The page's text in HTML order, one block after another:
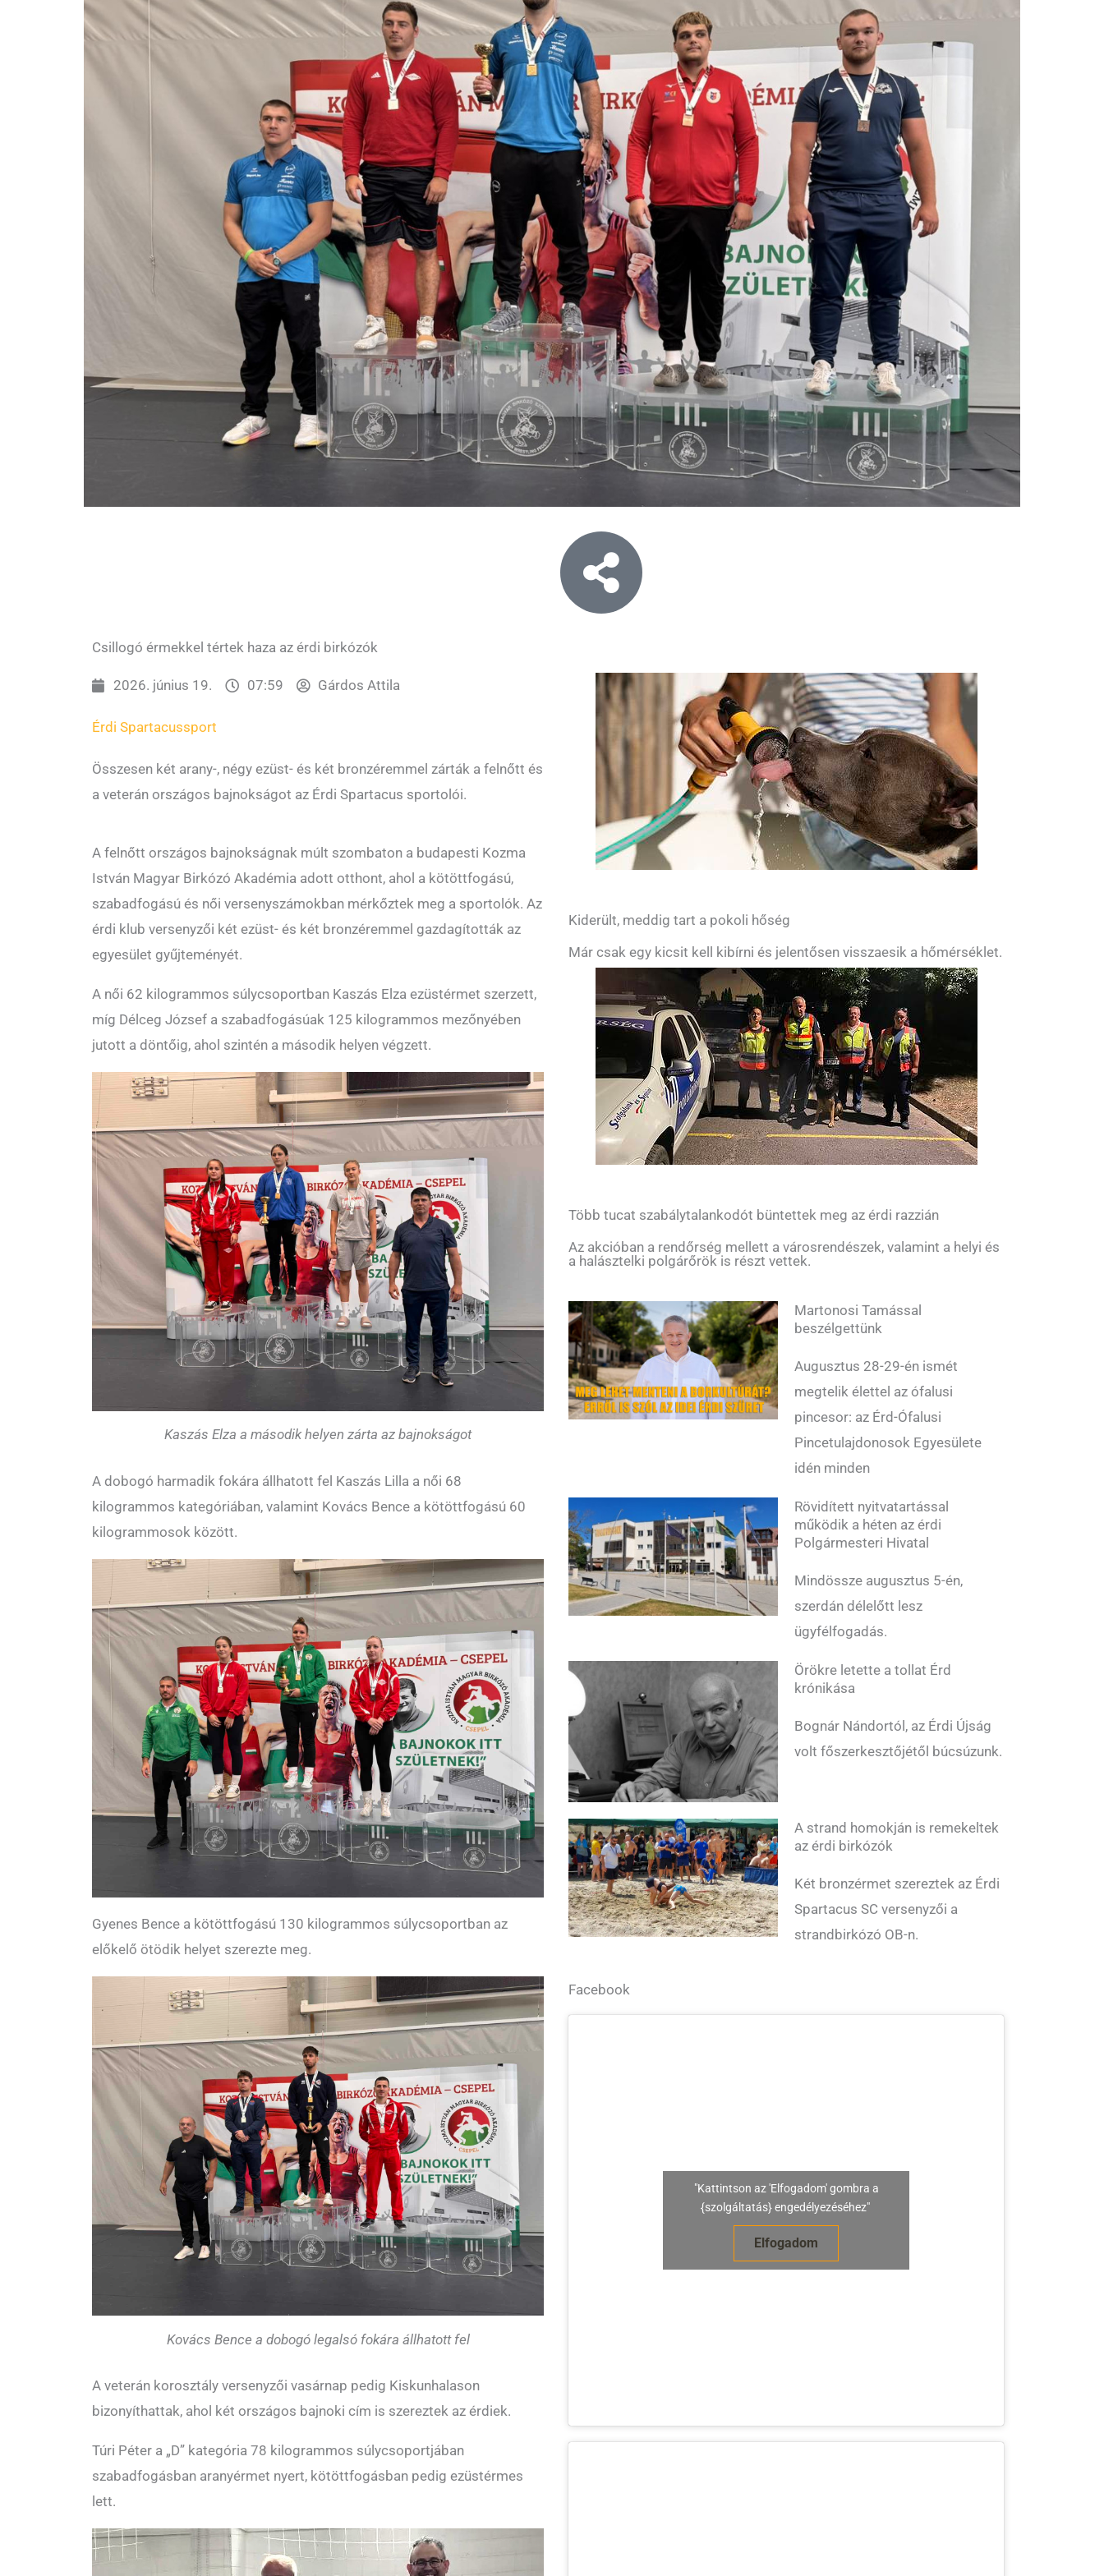
Csillogó érmekkel tértek haza az érdi birkózók
2026. június 19. 07:59 Gárdos Attila
Érdi Spartacussport
Összesen két arany-, négy ezüst- és két bronzéremmel zárták a felnőtt és
a veterán országos bajnokságot az Érdi Spartacus sportolói.
A felnőtt országos bajnokságnak múlt szombaton a budapesti Kozma
István Magyar Birkózó Akadémia adott otthont, ahol a kötöttfogású,
szabadfogású és női versenyszámokban mérkőztek meg a sportolók. Az
érdi klub versenyzői két ezüst- és két bronzéremmel gazdagították az
egyesület gyűjteményét.
A női 62 kilogrammos súlycsoportban Kaszás Elza ezüstérmet szerzett,
míg Délceg József a szabadfogásúak 125 kilogrammos mezőnyében
jutott a döntőig, ahol szintén a második helyen végzett.
Kaszás Elza a második helyen zárta az bajnokságot
A dobogó harmadik fokára állhatott fel Kaszás Lilla a női 68
kilogrammos kategóriában, valamint Kovács Bence a kötöttfogású 60
kilogrammosok között.
Gyenes Bence a kötöttfogású 130 kilogrammos súlycsoportban az
előkelő ötödik helyet szerezte meg.
Kovács Bence a dobogó legalsó fokára állhatott fel
A veterán korosztály versenyzői vasárnap pedig Kiskunhalason
bizonyíthattak, ahol két országos bajnoki cím is szereztek az érdiek.
Túri Péter a „D” kategória 78 kilogrammos súlycsoportjában
szabadfogásban aranyérmet nyert, kötöttfogásban pedig ezüstérmes
lett.
Kiderült, meddig tart a pokoli hőség
Már csak egy kicsit kell kibírni és jelentősen visszaesik a hőmérséklet.
Több tucat szabálytalankodót büntettek meg az érdi razzián
Az akcióban a rendőrség mellett a városrendészek, valamint a helyi és
a halásztelki polgárőrök is részt vettek.
Martonosi Tamással
beszélgettünk
Augusztus 28-29-én ismét
megtelik élettel az ófalusi
pincesor: az Érd-Ófalusi
Pincetulajdonosok Egyesülete
idén minden
Rövidített nyitvatartással
működik a héten az érdi
Polgármesteri Hivatal
Mindössze augusztus 5-én,
szerdán délelőtt lesz
ügyfélfogadás.
Örökre letette a tollat Érd
krónikása
Bognár Nándortól, az Érdi Újság
volt főszerkesztőjétől búcsúzunk.
A strand homokján is remekeltek
az érdi birkózók
Két bronzérmet szereztek az Érdi
Spartacus SC versenyzői a
strandbirkózó OB-n.
Facebook
"Kattintson az 'Elfogadom' gombra a
{szolgáltatás} engedélyezéséhez"
Elfogadom